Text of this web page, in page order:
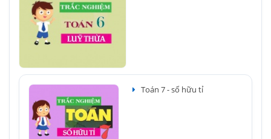
Toán 7 - số hữu tỉ